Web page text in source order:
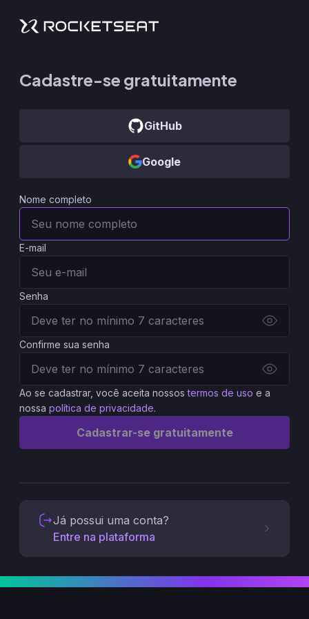
Cadastre-se gratuitamente
GitHub
Google
Nome completo
E-mail
Senha
Confirme sua senha
Ao se cadastrar, você aceita nossos termos de uso e a
nossa política de privacidade.
Cadastrar-se gratuitamente
Já possui uma conta?
Entre na plataforma